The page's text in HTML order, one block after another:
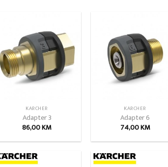
Add to
wishlist
KARCHER
Adapter 3
86,00KM
Add to
wishlist
KARCHER
Adapter 6
74,00KM